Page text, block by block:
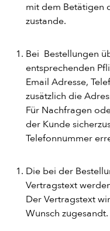
mit dem Betätigen
zustande.
Bei Bestellungen
entsprechenden
Email Adresse,
zusätzlich die
Für Nachfragen
der Kunde
Telefonnummer
Die bei der
Vertragstext
Der Vertragstext
Wunsch zugesandt.